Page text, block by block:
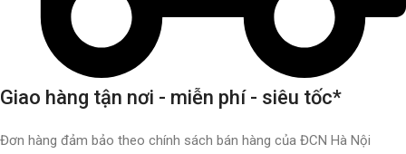
Giao hàng tận nơi - miễn phí - siêu tốc*
Đơn hàng đảm bảo theo chính sách bán hàng của ĐCN Hà Nội